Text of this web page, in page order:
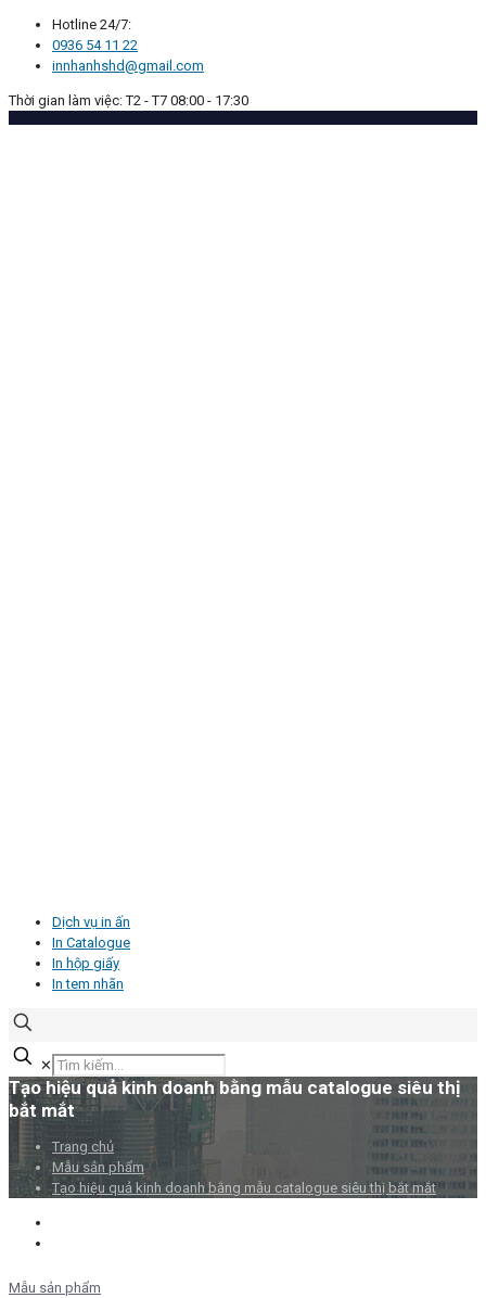
Hotline 24/7:
0936 54 11 22
innhanhshd@gmail.com
Thời gian làm việc: T2 - T7 08:00 - 17:30
Dịch vụ in ấn
In Catalogue
In hộp giấy
In tem nhãn
✕
Tạo hiệu quả kinh doanh bằng mẫu catalogue siêu thị
bắt mắt
Trang chủ
Mẫu sản phẩm
Tạo hiệu quả kinh doanh bằng mẫu catalogue siêu thị bắt mắt
Mẫu sản phẩm